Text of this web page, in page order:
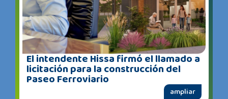
El intendente Hissa firmó el llamado a
licitación para la construcción del
Paseo Ferroviario
ampliar